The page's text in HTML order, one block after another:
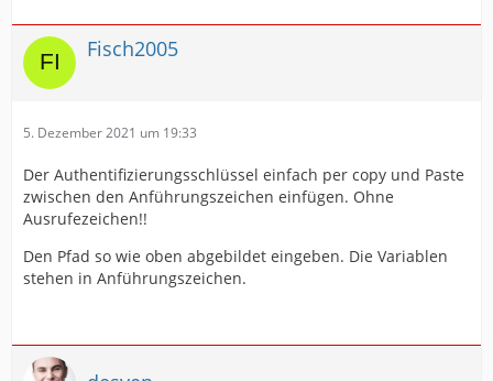
Fisch2005
5. Dezember 2021 um 19:33
Der Authentifizierungsschlüssel einfach per copy und Paste
zwischen den Anführungszeichen einfügen. Ohne
Ausrufezeichen!!
Den Pfad so wie oben abgebildet eingeben. Die Variablen
stehen in Anführungszeichen.